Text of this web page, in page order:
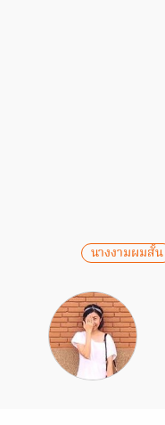
นางงามผมสั้น